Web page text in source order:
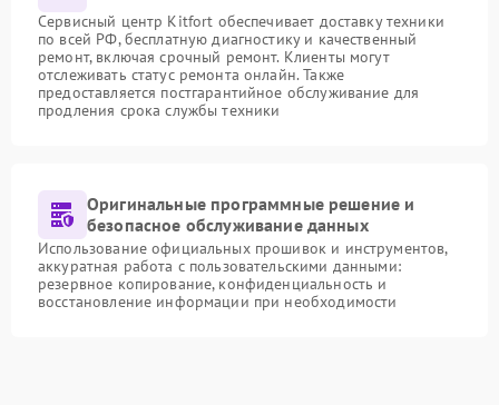
Сервисный центр Kitfort обеспечивает доставку техники
по всей РФ, бесплатную диагностику и качественный
ремонт, включая срочный ремонт. Клиенты могут
отслеживать статус ремонта онлайн. Также
предоставляется постгарантийное обслуживание для
продления срока службы техники
Оригинальные программные решение и
безопасное обслуживание данных
Использование официальных прошивок и инструментов,
аккуратная работа с пользовательскими данными:
резервное копирование, конфиденциальность и
восстановление информации при необходимости